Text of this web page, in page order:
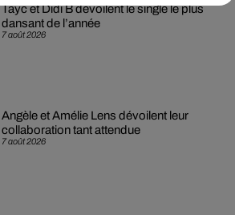
7 août 2026
Tayc et Didi B dévoilent le single le plus
dansant de l’année
7 août 2026
Angèle et Amélie Lens dévoilent leur
collaboration tant attendue